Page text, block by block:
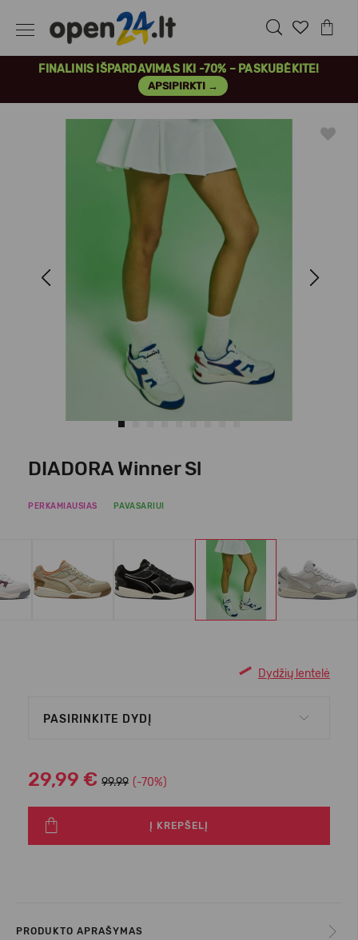
FINALINIS IŠPARDAVIMAS IKI -70% – PASKUBĖKITE!
APSIPIRKTI →
Next
DIADORA Winner Sl
PERKAMIAUSIAS PAVASARIUI
Dydžių lentelė
PASIRINKITE DYDĮ
29,99 € 99.99 (-70%)
Į KREPŠELĮ
PRODUKTO APRAŠYMAS